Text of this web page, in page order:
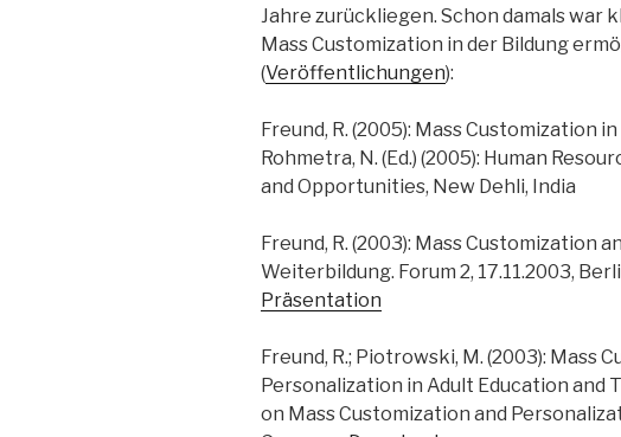
Jahre zurückliegen. Schon damals war
Mass Customization in der Bildung
(Veröffentlichungen):
Freund, R. (2005): Mass Customization
Rohmetra, N. (Ed.) (2005): Human
and Opportunities, New Dehli, India
Freund, R. (2003): Mass Customization
Weiterbildung. Forum 2, 17.11.2003,
Präsentation
Freund, R.; Piotrowski, M. (2003): Mass
Personalization in Adult Education and
on Mass Customization and